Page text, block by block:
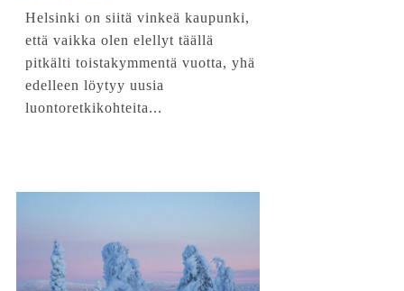
Helsinki on siitä vinkeä kaupunki,
että vaikka olen elellyt täällä
pitkälti toistakymmentä vuotta, yhä
edelleen löytyy uusia
luontoretkikohteita...